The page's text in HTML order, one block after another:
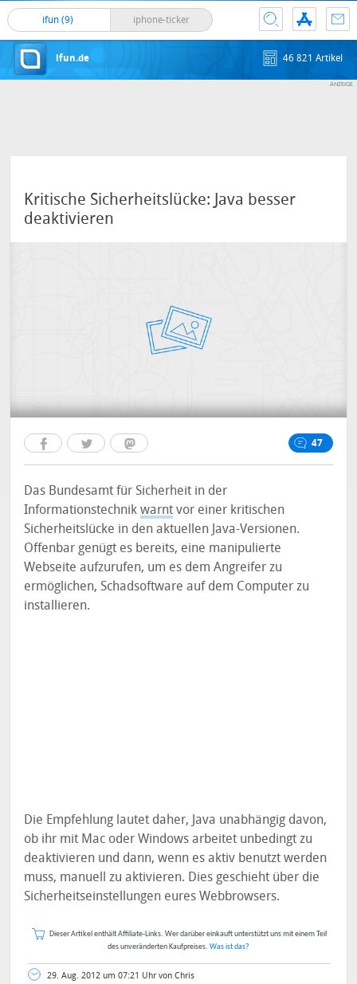
ifun (9) iphone-ticker
ifun.de 46 821 Artikel
Kritische Sicherheitslücke: Java besser
deaktivieren
47
Das Bundesamt für Sicherheit in der
Informationstechnikwarnt vor einer kritischen
Sicherheitslücke in den aktuellen Java-Versionen.
Offenbar genügt es bereits, eine manipulierte
Webseite aufzurufen, um es dem Angreifer zu
ermöglichen, Schadsoftware auf dem Computer zu
installieren.
Die Empfehlung lautet daher, Java unabhängig davon,
ob ihr mit Mac oder Windows arbeitet unbedingt zu
deaktivieren und dann, wenn es aktiv benutzt werden
muss, manuell zu aktivieren. Dies geschieht über die
Sicherheitseinstellungen eures Webbrowsers.
Dieser Artikel enthält Affiliate-Links. Wer darüber einkauft unterstützt uns mit einem Teil
des unveränderten Kaufpreises. Was ist das?
29. Aug. 2012 um 07:21 Uhr von Chris